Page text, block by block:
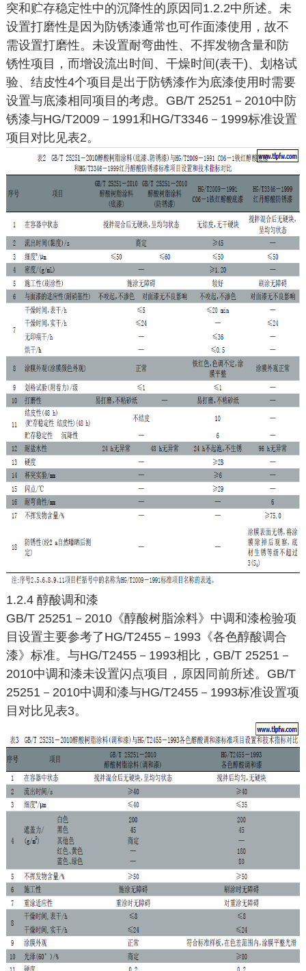
突和贮存稳定性中的沉降性的原因同1.2.2中所述。未
设置打磨性是因为防锈漆通常也可作面漆使用，故不
需设置打磨性。未设置耐弯曲性、不挥发物含量和防
锈性项目，而增设流出时间、干燥时间(表干)、划格试
验、结皮性4个项目是出于防锈漆作为底漆使用时需要
设置与底漆相同项目的考虑。GB/T 25251－2010中防
锈漆与HG/T2009－1991和HG/T3346－1999标准设置
项目对比见表2。
1.2.4 醇酸调和漆
GB/T 25251－2010《醇酸树脂涂料》中调和漆检验项
目设置主要参考了HG/T2455－1993《各色醇酸调合
漆》标准。与HG/T2455－1993相比，GB/T 25251－
2010中调和漆未设置闪点项目，原因同前所述。GB/T
25251－2010中调和漆与HG/T2455－1993标准设置项
目对比见表3。